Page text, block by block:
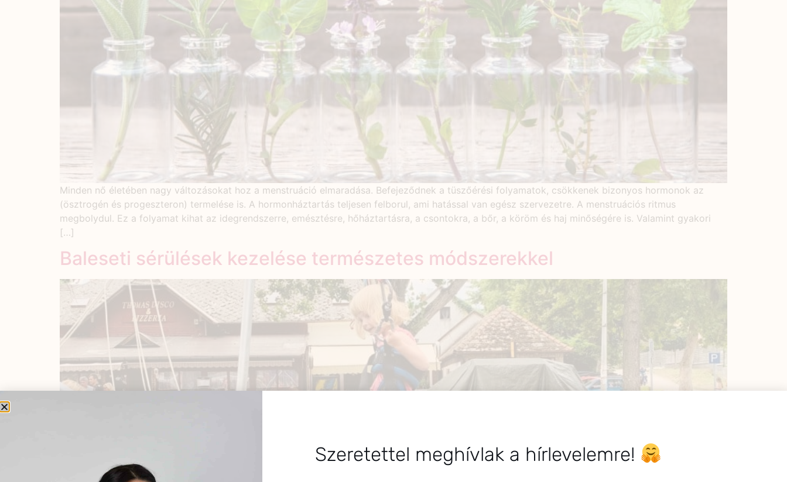
Minden nő életében nagy változásokat hoz a menstruáció elmaradása. Befejeződnek a tüszőérési folyamatok, csökkenek bizonyos hormonok az
(ösztrogén és progeszteron) termelése is. A hormonháztartás teljesen felborul, ami hatással van egész szervezetre. A menstruációs ritmus
megbolydul. Ez a folyamat kihat az idegrendszerre, emésztésre, hőháztartásra, a csontokra, a bőr, a köröm és haj minőségére is. Valamint gyakori
[…]
Baleseti sérülések kezelése természetes módszerekkel
Szeretettel meghívlak a hírlevelemre!